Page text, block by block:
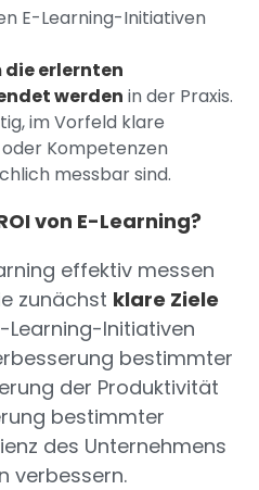
E-Learning-Initiativen
die erlernten
werden in der Praxis.
im Vorfeld klare
oder Kompetenzen
messbar sind.
von E-Learning?
effektiv messen
zunächst klare Ziele
Learning-Initiativen
bestimmter
der Produktivität
bestimmter
des Unternehmens
verbessern.